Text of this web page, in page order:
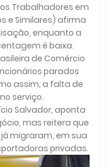
Trabalhadores em
e Similares) afirma
enquanto a
é baixa.
de Comércio
parados
assim, a falta de
serviço.
Salvador, aponta
mas reitera que
migraram, em sua
privadas.